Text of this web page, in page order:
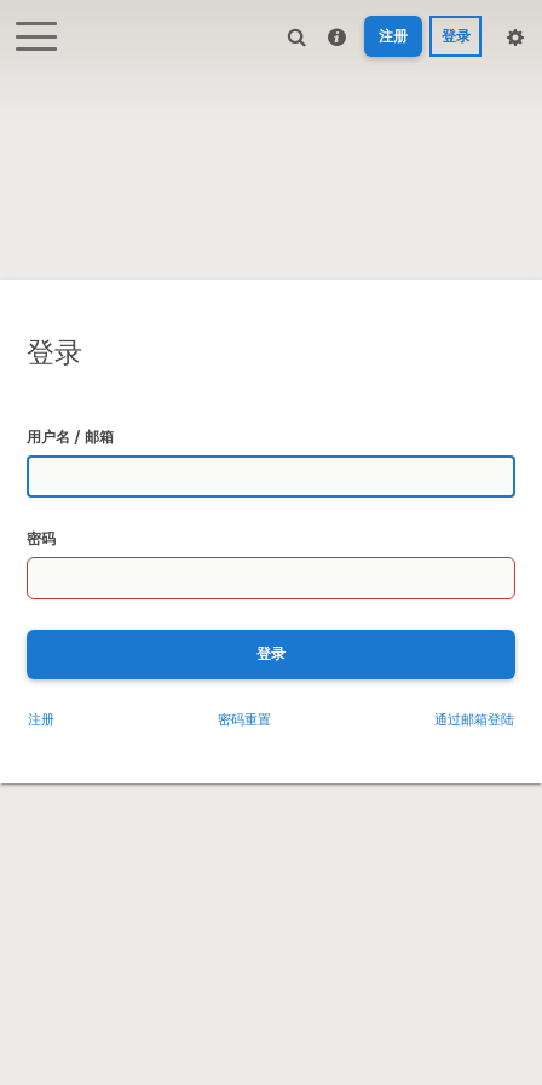
注册 登录
登录
用户名 / 邮箱
密码
登录
注册 密码重置 通过邮箱登陆